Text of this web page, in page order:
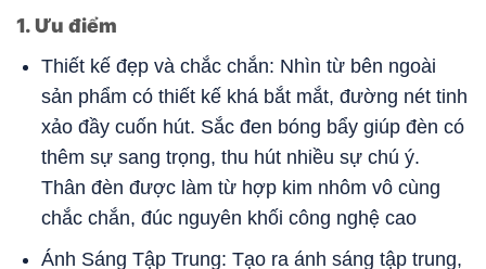
1. Ưu điểm
Thiết kế đẹp và chắc chắn: Nhìn từ bên ngoài
sản phẩm có thiết kế khá bắt mắt, đường nét tinh
xảo đầy cuốn hút. Sắc đen bóng bẩy giúp đèn có
thêm sự sang trọng, thu hút nhiều sự chú ý.
Thân đèn được làm từ hợp kim nhôm vô cùng
chắc chắn, đúc nguyên khối công nghệ cao
Ánh Sáng Tập Trung: Tạo ra ánh sáng tập trung,